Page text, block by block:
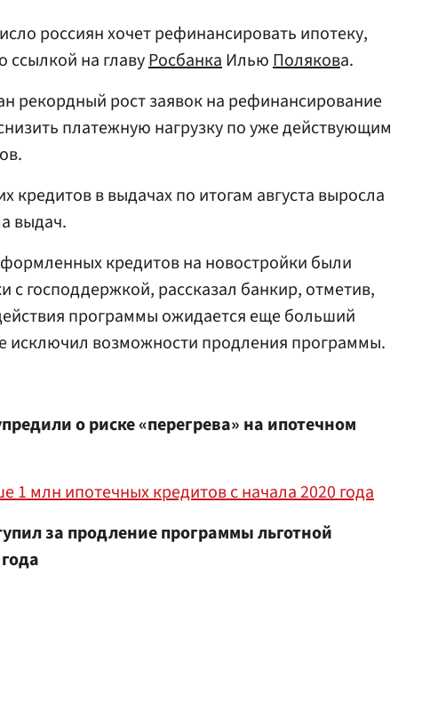
россиян хочет рефинансировать ипотеку,
ссылкой на главуРосбанкаИльюПолякова.
рекордный рост заявок на рефинансирование
платежную нагрузку по уже действующим
кредитов в выдачах по итогам августа выросла
выдач.
кредитов на новостройки были
с господдержкой, рассказал банкир, отметив,
программы ожидается еще больший
исключил возможности продления программы.
о риске «перегрева» на ипотечном
1 млн ипотечных кредитов с начала 2020 года
за продление программы льготной